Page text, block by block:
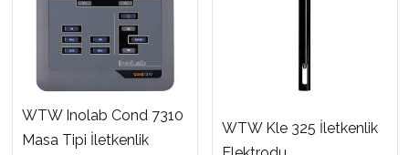
WTW Inolab Cond 7310
Masa Tipi İletkenlik
WTW Kle 325 İletkenlik